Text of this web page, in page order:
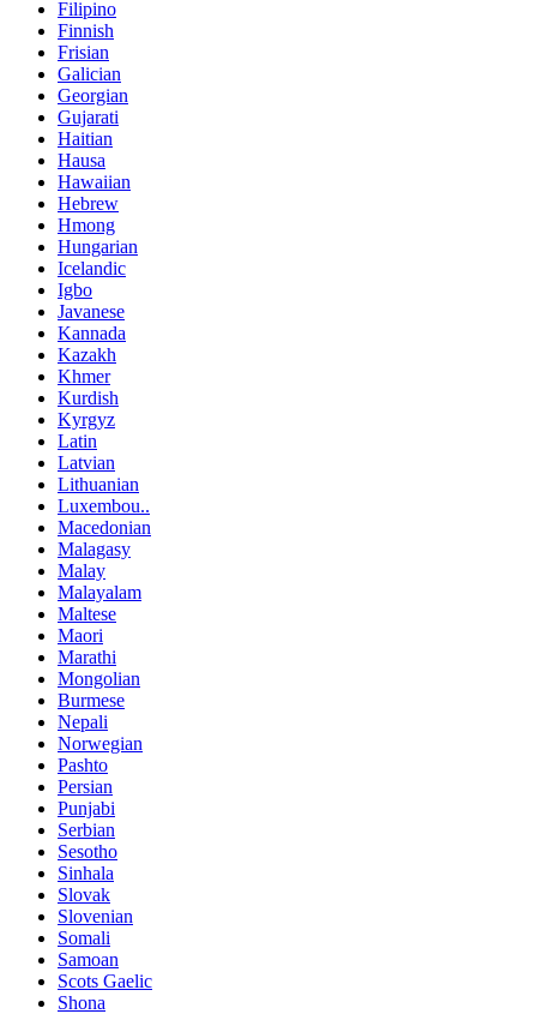
Filipino
Finnish
Frisian
Galician
Georgian
Gujarati
Haitian
Hausa
Hawaiian
Hebrew
Hmong
Hungarian
Icelandic
Igbo
Javanese
Kannada
Kazakh
Khmer
Kurdish
Kyrgyz
Latin
Latvian
Lithuanian
Luxembou..
Macedonian
Malagasy
Malay
Malayalam
Maltese
Maori
Marathi
Mongolian
Burmese
Nepali
Norwegian
Pashto
Persian
Punjabi
Serbian
Sesotho
Sinhala
Slovak
Slovenian
Somali
Samoan
Scots Gaelic
Shona